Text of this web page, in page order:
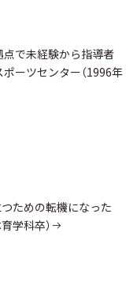
点で未経験から指導者
ーツセンター（1996年
つための転機になった
学科卒）